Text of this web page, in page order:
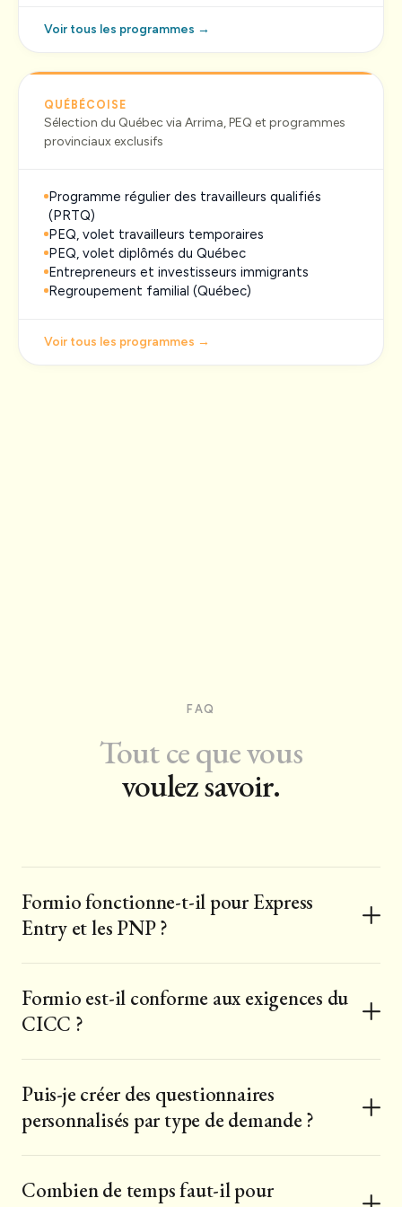
Voir tous les programmes →
QUÉBÉCOISE
Sélection du Québec via Arrima, PEQ et programmes
provinciaux exclusifs
Programme régulier des travailleurs qualifiés
(PRTQ)
PEQ, volet travailleurs temporaires
PEQ, volet diplômés du Québec
Entrepreneurs et investisseurs immigrants
Regroupement familial (Québec)
Voir tous les programmes →
FAQ
Tout ce que vous
voulez savoir.
Formio fonctionne-t-il pour Express
Entry et les PNP ?
des provinces, Arrima (Québec), permis d'études,
permis de travail et visas visiteurs sont tous pris en
Formio est-il conforme aux exigences du
CICC ?
canadiens, enregistre le consentement client et
maintient des pistes d'audit complètes qui répondent
Puis-je créer des questionnaires
personnalisés par type de demande ?
modèle existant ou importez vos questionnaires Word
Combien de temps faut-il pour